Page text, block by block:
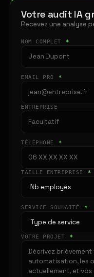
Votre audit IA
Recevez une analyse
NOM COMPLET *
EMAIL PRO *
ENTREPRISE
TÉLÉPHONE *
TAILLE ENTREPRISE *
SERVICE SOUHAITÉ *
VOTRE PROJET *